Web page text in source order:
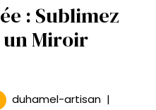
: Sublimez
un Miroir
duhamel-artisanÉlégance
|